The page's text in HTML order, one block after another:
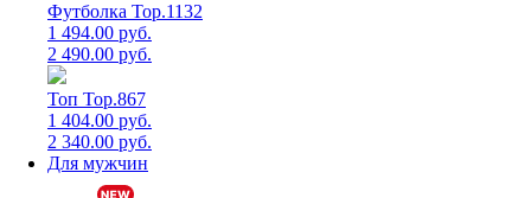
Футболка Top.1132
1 494.00 руб.
2 490.00 руб.
Топ Top.867
1 404.00 руб.
2 340.00 руб.
Для мужчин